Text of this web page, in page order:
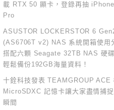
載 RTX 50 顯卡，登錄再抽
Pro
ASUSTOR LOCKERSTOR 6
(AS6706T v2) NAS 系統開箱使用
搭配六顆 Seagate 32TB NAS 硬
輕鬆備份192GB海量資料！
十銓科技發表 TEAMGROUP ACE
MicroSDXC 記憶卡讓大家盡情捕
瞬間